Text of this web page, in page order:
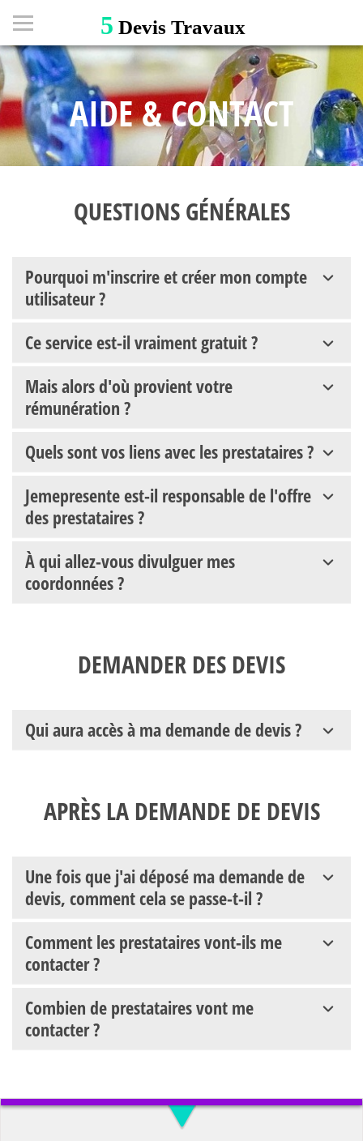
5 Devis Travaux
AIDE & CONTACT
QUESTIONS GÉNÉRALES
Pourquoi m'inscrire et créer mon compte
utilisateur ?
Ce service est-il vraiment gratuit ?
Mais alors d'où provient votre
rémunération ?
Quels sont vos liens avec les prestataires ?
Jemepresente est-il responsable de l'offre
des prestataires ?
À qui allez-vous divulguer mes
coordonnées ?
DEMANDER DES DEVIS
Qui aura accès à ma demande de devis ?
APRÈS LA DEMANDE DE DEVIS
Une fois que j'ai déposé ma demande de
devis, comment cela se passe-t-il ?
Comment les prestataires vont-ils me
contacter ?
Combien de prestataires vont me
contacter ?